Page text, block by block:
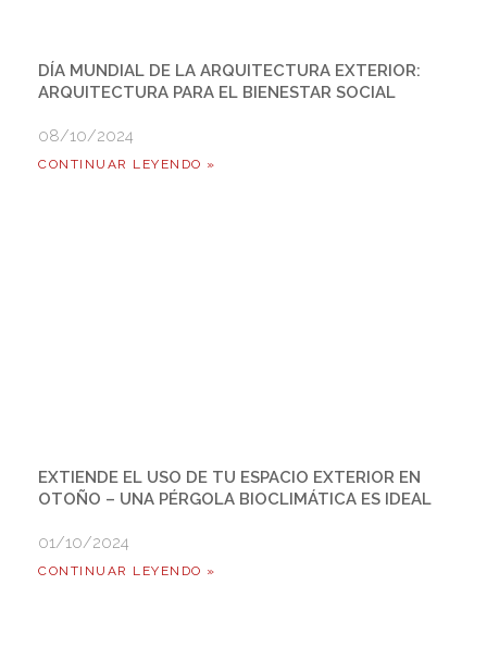
DÍA MUNDIAL DE LA ARQUITECTURA EXTERIOR:
ARQUITECTURA PARA EL BIENESTAR SOCIAL
08/10/2024
CONTINUAR LEYENDO »
EXTIENDE EL USO DE TU ESPACIO EXTERIOR EN
OTOÑO – UNA PÉRGOLA BIOCLIMÁTICA ES IDEAL
01/10/2024
CONTINUAR LEYENDO »